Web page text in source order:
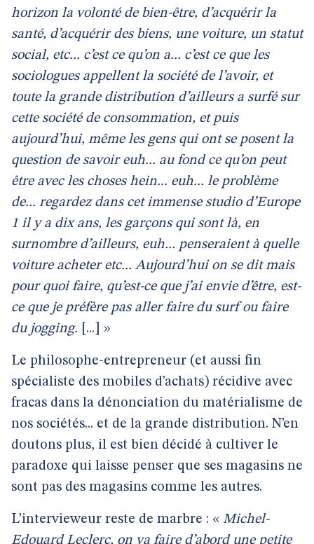
horizon la volonté de bien-être, d’acquérir la
santé, d’acquérir des biens, une voiture, un statut
social, etc... c’est ce qu’on a... c’est ce que les
sociologues appellent la société de l’avoir, et
toute la grande distribution d’ailleurs a surfé sur
cette société de consommation, et puis
aujourd’hui, même les gens qui ont se posent la
question de savoir euh... au fond ce qu’on peut
être avec les choses hein... euh... le problème
de... regardez dans cet immense studio d’Europe
1 il y a dix ans, les garçons qui sont là, en
surnombre d’ailleurs, euh... penseraient à quelle
voiture acheter etc... Aujourd’hui on se dit mais
pour quoi faire, qu’est-ce que j’ai envie d’être, est-
ce que je préfère pas aller faire du surf ou faire
du jogging.
[...] »
Le philosophe-entrepreneur (et aussi fin
spécialiste des mobiles d’achats) récidive avec
fracas dans la dénonciation du matérialisme de
nos sociétés... et de la grande distribution. N’en
doutons plus, il est bien décidé à cultiver le
paradoxe qui laisse penser que ses magasins ne
sont pas des magasins comme les autres.
L’intervieweur reste de marbre : « Michel-
Edouard Leclerc, on va faire d’abord une petite